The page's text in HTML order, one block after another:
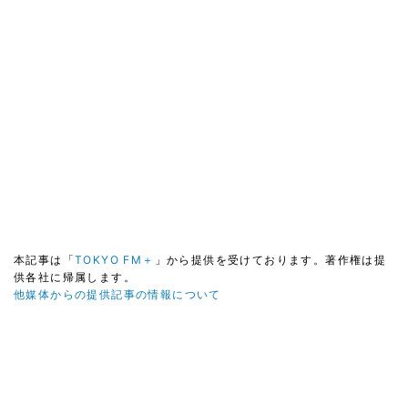
本記事は「TOKYO FM＋ 」から提供を受けております。著作権は提
供各社に帰属します。
他媒体からの提供記事の情報について